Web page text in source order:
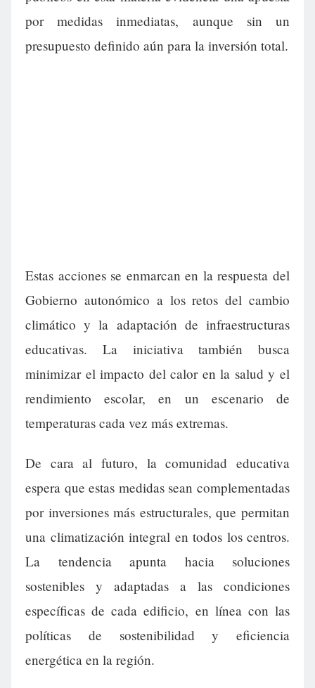
por medidas inmediatas, aunque sin un
presupuesto definido aún para la inversión total.
Estas acciones se enmarcan en la respuesta del
Gobierno autonómico a los retos del cambio
climático y la adaptación de infraestructuras
educativas. La iniciativa también busca
minimizar el impacto del calor en la salud y el
rendimiento escolar, en un escenario de
temperaturas cada vez más extremas.
De cara al futuro, la comunidad educativa
espera que estas medidas sean complementadas
por inversiones más estructurales, que permitan
una climatización integral en todos los centros.
La tendencia apunta hacia soluciones
sostenibles y adaptadas a las condiciones
específicas de cada edificio, en línea con las
políticas de sostenibilidad y eficiencia
energética en la región.